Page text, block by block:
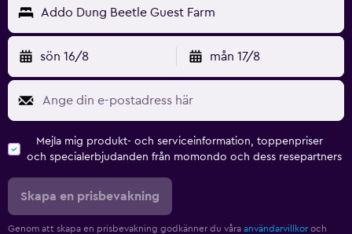
Addo Dung Beetle Guest Farm
sön 16/8 mån 17/8
Mejla mig produkt- och serviceinformation, toppenpriser
och specialerbjudanden från momondo och dess resepartners
Skapa en prisbevakning
Genom att skapa en prisbevakning godkänner du våra användarvillkor och